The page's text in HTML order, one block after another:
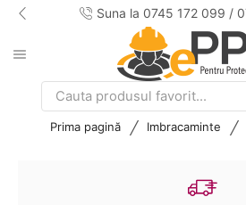
Suna la 0745 172 099 /
Search
input
Prima pagină / Imbracaminte /